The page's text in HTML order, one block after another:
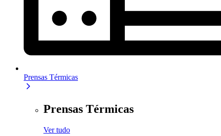
Prensas Térmicas
Prensas Térmicas
Ver tudo